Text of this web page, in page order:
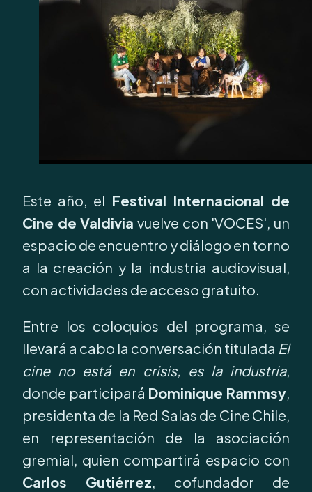
Este año, el Festival Internacional de
Cine de Valdivia vuelve con 'VOCES', un
espacio de encuentro y diálogo en torno
a la creación y la industria audiovisual,
con actividades de acceso gratuito.
Entre los coloquios del programa, se
llevará a cabo la conversación titulada El
cine no está en crisis, es la industria,
donde participará Dominique Rammsy,
presidenta de la Red Salas de Cine Chile,
en representación de la asociación
gremial, quien compartirá espacio con
Carlos Gutiérrez, cofundador de